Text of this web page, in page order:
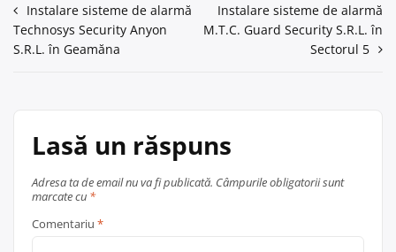
Navigare
în
Instalare sisteme de alarmă
Technosys Security Anyon
S.R.L. în Geamăna
Instalare sisteme de alarmă
M.T.C. Guard Security S.R.L. în
Sectorul 5
Lasă un răspuns
Adresa ta de email nu va fi publicată. Câmpurile obligatorii sunt
marcate cu *
Comentariu *